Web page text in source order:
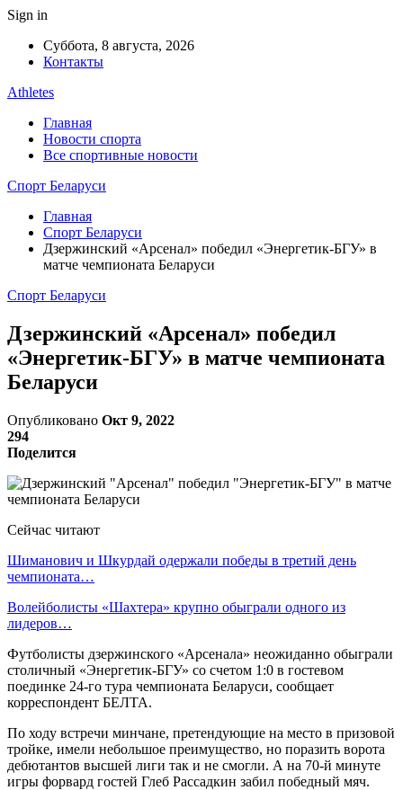
Sign in
Суббота, 8 августа, 2026
Контакты
Athletes
Главная
Новости спорта
Все спортивные новости
Спорт Беларуси
Главная
Спорт Беларуси
Дзержинский «Арсенал» победил «Энергетик-БГУ» в
матче чемпионата Беларуси
Спорт Беларуси
Дзержинский «Арсенал» победил
«Энергетик-БГУ» в матче чемпионата
Беларуси
Опубликовано Окт 9, 2022
294
Поделится
Сейчас читают
Шиманович и Шкурдай одержали победы в третий день
чемпионата…
Волейболисты «Шахтера» крупно обыграли одного из
лидеров…
Футболисты дзержинского «Арсенала» неожиданно обыграли
столичный «Энергетик-БГУ» со счетом 1:0 в гостевом
поединке 24-го тура чемпионата Беларуси, сообщает
корреспондент БЕЛТА.
По ходу встречи минчане, претендующие на место в призовой
тройке, имели небольшое преимущество, но поразить ворота
дебютантов высшей лиги так и не смогли. А на 70-й минуте
игры форвард гостей Глеб Рассадкин забил победный мяч.